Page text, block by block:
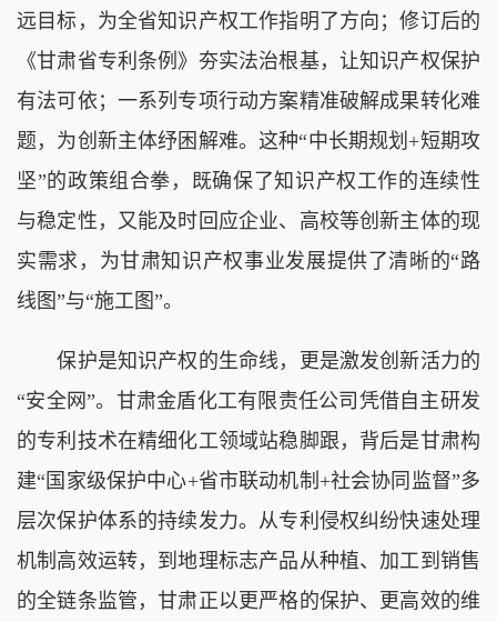
远目标，为全省知识产权工作指明了方向；修订后的
《甘肃省专利条例》夯实法治根基，让知识产权保护
有法可依；一系列专项行动方案精准破解成果转化难
题，为创新主体纾困解难。这种“中长期规划+短期攻
坚”的政策组合拳，既确保了知识产权工作的连续性
与稳定性，又能及时回应企业、高校等创新主体的现
实需求，为甘肃知识产权事业发展提供了清晰的“路
线图”与“施工图”。
保护是知识产权的生命线，更是激发创新活力的
“安全网”。甘肃金盾化工有限责任公司凭借自主研发
的专利技术在精细化工领域站稳脚跟，背后是甘肃构
建“国家级保护中心+省市联动机制+社会协同监督”多
层次保护体系的持续发力。从专利侵权纠纷快速处理
机制高效运转，到地理标志产品从种植、加工到销售
的全链条监管，甘肃正以更严格的保护、更高效的维